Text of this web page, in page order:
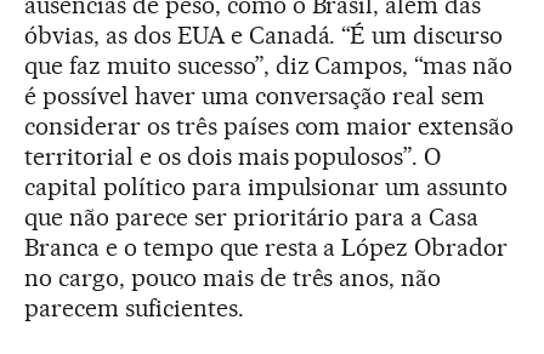
óbvias, as dos EUA e Canadá. “É um discurso
que faz muito sucesso”, diz Campos, “mas não
é possível haver uma conversação real sem
considerar os três países com maior extensão
territorial e os dois mais populosos”. O
capital político para impulsionar um assunto
que não parece ser prioritário para a Casa
Branca e o tempo que resta a López Obrador
no cargo, pouco mais de três anos, não
parecem suficientes.